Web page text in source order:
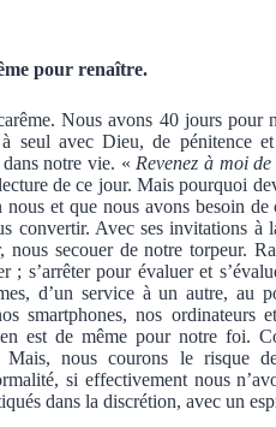
pour renaître.
Nous avons 40 jours pour
seul avec Dieu, de pénitence
notre vie. « Revenez à moi
de ce jour. Mais pourquoi
et que nous avons besoin
convertir. Avec ses invitations à
secouer de notre torpeur.
; s’arrêter pour évaluer et
d’un service à un autre, au
smartphones, nos ordinateurs
est de même pour notre foi.
Mais, nous courons le risque
si effectivement nous
dans la discrétion, avec un